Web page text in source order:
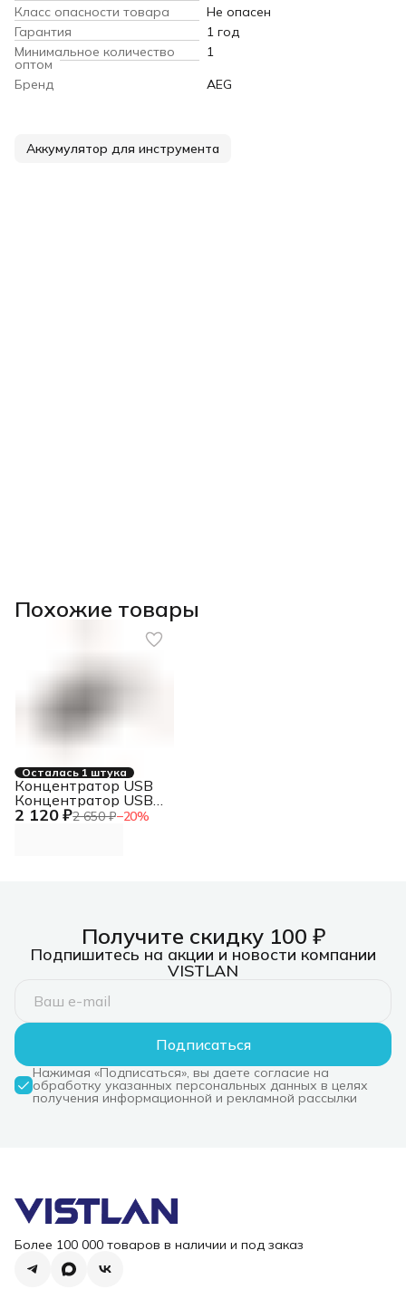
Класс опасности товара
Не опасен
Гарантия
1 год
Минимальное количество
оптом
1
Бренд
AEG
Аккумулятор для инструмента
Похожие товары
Осталась 1 штука
2 120 ₽2 650 ₽−20%
Концентратор USB
Концентратор USB-
C, 2xUSB 3.0, 2xUSB-
Получите скидку 100 ₽
Подпишитесь на акции и новости компании
VISTLAN
Подписаться
Нажимая «Подписаться», вы даете согласие на
обработку указанных персональных данных в целях
получения информационной и рекламной рассылки
Более 100 000 товаров в наличии и под заказ